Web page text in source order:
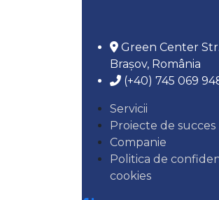
Green Center
Brașov, România
(+40) 745 069
Servicii
Proiecte de succes
Companie
Politica de
cookies